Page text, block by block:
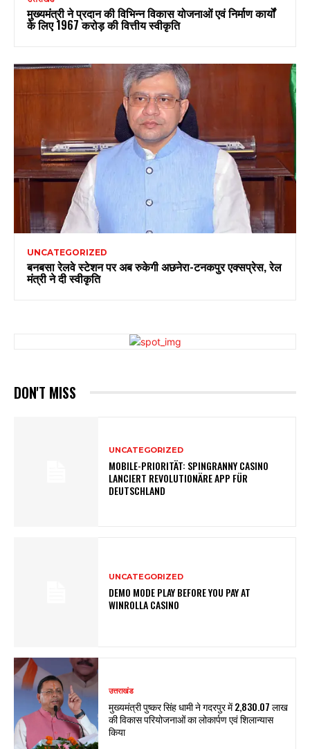
मुख्यमंत्री ने प्रदान की विभिन्न विकास योजनाओं एवं निर्माण कार्यों
के लिए ₹1967 करोड़ की वित्तीय स्वीकृति
UNCATEGORIZED
बनबसा रेलवे स्टेशन पर अब रुकेगी अछनेरा-टनकपुर एक्सप्रेस, रेल
मंत्री ने दी स्वीकृति
DON'T MISS
UNCATEGORIZED
MOBILE-PRIORITÄT: SPINGRANNY CASINO
LANCIERT REVOLUTIONÄRE APP FÜR
DEUTSCHLAND
UNCATEGORIZED
DEMO MODE PLAY BEFORE YOU PAY AT
WINROLLA CASINO
उत्तराखंड
मुख्यमंत्री पुष्कर सिंह धामी ने गदरपुर में ₹2,830.07 लाख
की विकास परियोजनाओं का लोकार्पण एवं शिलान्यास
किया